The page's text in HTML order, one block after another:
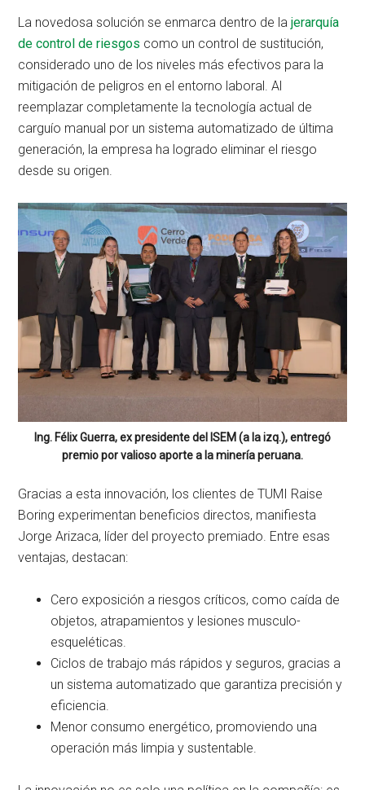
La novedosa solución se enmarca dentro de lajerarquía
de control de riesgos como un control de sustitución,
considerado uno de los niveles más efectivos para la
mitigación de peligros en el entorno laboral. Al
reemplazar completamente la tecnología actual de
carguío manual por un sistema automatizado de última
generación, la empresa ha logrado eliminar el riesgo
desde su origen.
Ing. Félix Guerra, ex presidente del ISEM (a la izq.), entregó
premio por valioso aporte a la minería peruana.
Gracias a esta innovación, los clientes de TUMI Raise
Boring experimentan beneficios directos, manifiesta
Jorge Arizaca, líder del proyecto premiado. Entre esas
ventajas, destacan:
Cero exposición a riesgos críticos, como caída de
objetos, atrapamientos y lesiones musculo-
esqueléticas.
Ciclos de trabajo más rápidos y seguros, gracias a
un sistema automatizado que garantiza precisión y
eficiencia.
Menor consumo energético, promoviendo una
operación más limpia y sustentable.